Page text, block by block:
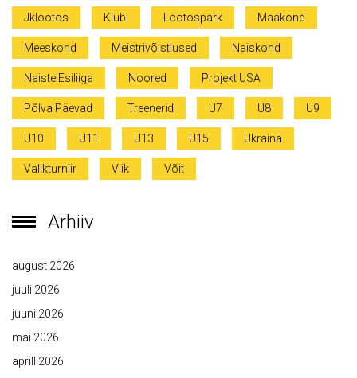
Jklootos Klubi Lootospark Maakond
Meeskond Meistrivõistlused Naiskond
Naiste Esiliiga Noored Projekt USA
Põlva Päevad Treenerid U7 U8 U9
U10 U11 U13 U15 Ukraina
Valikturniir Viik Võit
Arhiiv
august 2026
juuli 2026
juuni 2026
mai 2026
aprill 2026